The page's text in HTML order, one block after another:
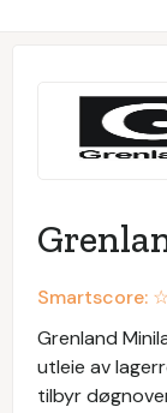
Smartscore: ☆
Grenland
utleie av
tilbyr